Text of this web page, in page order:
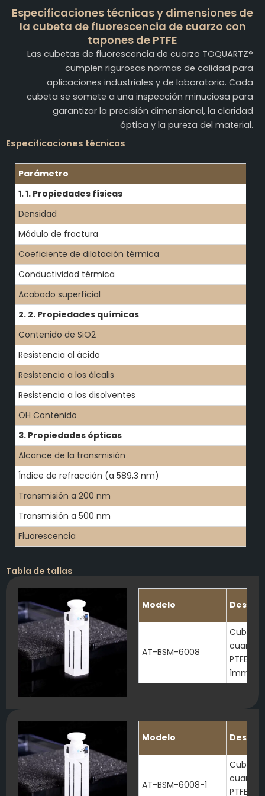
Especificaciones técnicas y dimensiones de
la cubeta de fluorescencia de cuarzo con
tapones de PTFE
Las cubetas de fluorescencia de cuarzo TOQUARTZ®
cumplen rigurosas normas de calidad para
aplicaciones industriales y de laboratorio. Cada
cubeta se somete a una inspección minuciosa para
garantizar la precisión dimensional, la claridad
óptica y la pureza del material.
Especificaciones técnicas
Parámetro
1. 1. Propiedades físicas
Densidad
Módulo de fractura
Coeficiente de dilatación térmica
Conductividad térmica
Acabado superficial
2. 2. Propiedades químicas
Contenido de SiO2
Resistencia al ácido
Resistencia a los álcalis
Resistencia a los disolventes
OH Contenido
3. Propiedades ópticas
Alcance de la transmisión
Índice de refracción (a 589,3 nm)
Transmisión a 200 nm
Transmisión a 500 nm
Fluorescencia
Tabla de tallas
Modelo
AT-BSM-6008
Cubeta
cuarzo
PTFE
1mm
Modelo
AT-BSM-6008-1
Cubeta
cuarzo
PTFE